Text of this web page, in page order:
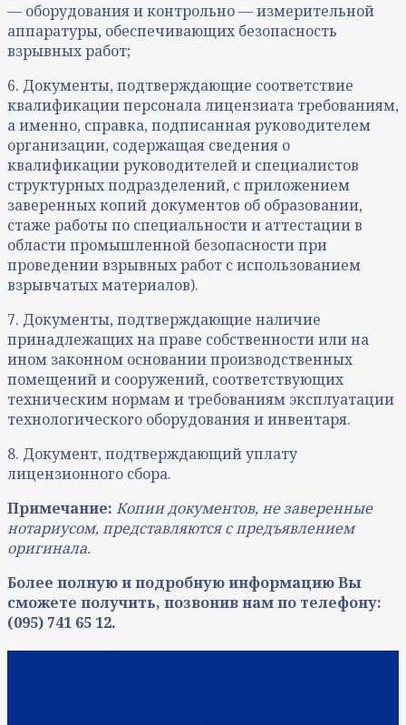
— оборудования и контрольно — измерительной
аппаратуры, обеспечивающих безопасность
взрывных работ;
6. Документы, подтверждающие соответствие
квалификации персонала лицензиата требованиям,
а именно, справка, подписанная руководителем
организации, содержащая сведения о
квалификации руководителей и специалистов
структурных подразделений, с приложением
заверенных копий документов об образовании,
стаже работы по специальности и аттестации в
области промышленной безопасности при
проведении взрывных работ с использованием
взрывчатых материалов).
7. Документы, подтверждающие наличие
принадлежащих на праве собственности или на
ином законном основании производственных
помещений и сооружений, соответствующих
техническим нормам и требованиям эксплуатации
технологического оборудования и инвентаря.
8. Документ, подтверждающий уплату
лицензионного сбора.
Примечание: Копии документов, не заверенные
нотариусом, представляются с предъявлением
оригинала.
Более полную и подробную информацию Вы
сможете получить, позвонив нам по телефону:
(095) 741 65 12.